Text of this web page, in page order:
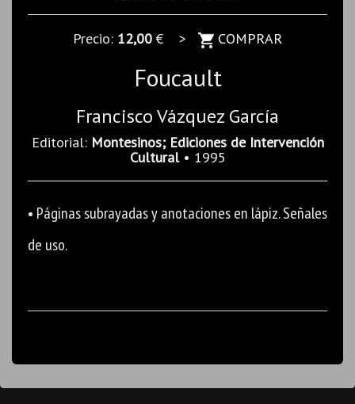
Precio: 12,00€ > COMPRAR
Foucault
Francisco Vázquez García
Editorial: Montesinos; Ediciones de Intervención
Cultural• 1995
• Páginas subrayadas y anotaciones en lápiz. Señales
de uso.